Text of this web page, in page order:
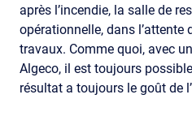
après l’incendie, la salle de
opérationnelle, dans l’attente
travaux. Comme quoi, avec
Algeco, il est toujours
résultat a toujours le goût de